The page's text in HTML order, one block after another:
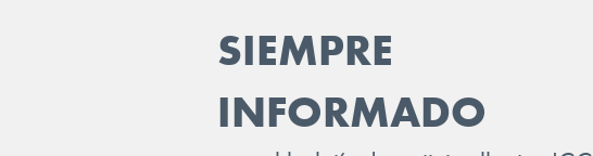
SIEMPRE
INFORMADO